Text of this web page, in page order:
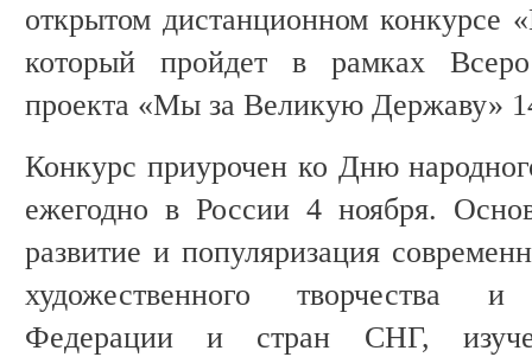
открытом дистанционном конкурсе
который пройдет в рамках
проекта «Мы за Великую Державу»
Конкурс приурочен ко Дню
ежегодно в России 4 ноября.
развитие и популяризация
художественного творчества
Федерации и стран СНГ,